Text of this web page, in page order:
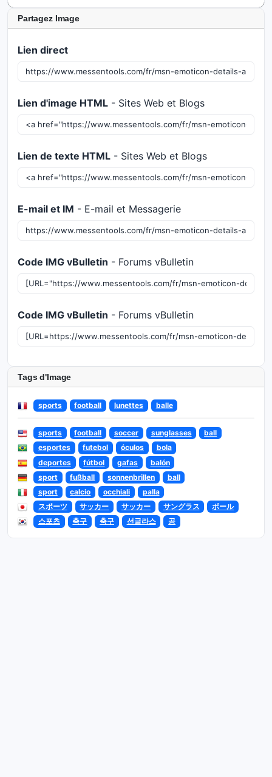
Partagez Image
Lien direct
Lien d'image HTML - Sites Web et Blogs
Lien de texte HTML - Sites Web et Blogs
E-mail et IM - E-mail et Messagerie
Code IMG vBulletin - Forums vBulletin
Code IMG vBulletin - Forums vBulletin
Tags d'Image
sports football lunettes balle
sports football soccer sunglasses
ball
esportes
futebol óculos
bola
deportes
fútbol gafas
balón
sport
fußball sonnenbrillen
ball
sport
calcio occhiali
palla
スポーツ
サッカー サッカー サングラス
ボール
스포츠
축구 축구 선글라스 공